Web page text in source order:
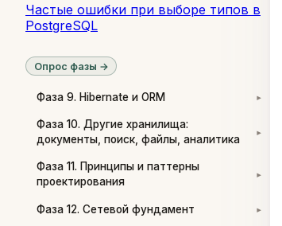
Частые ошибки при выборе типов в
PostgreSQL
Опрос фазы →
Фаза 9. Hibernate и ORM ▾
Фаза 10. Другие хранилища:
документы, поиск, файлы, аналитика
▾
Фаза 11. Принципы и паттерны
проектирования
▾
Фаза 12. Сетевой фундамент ▾